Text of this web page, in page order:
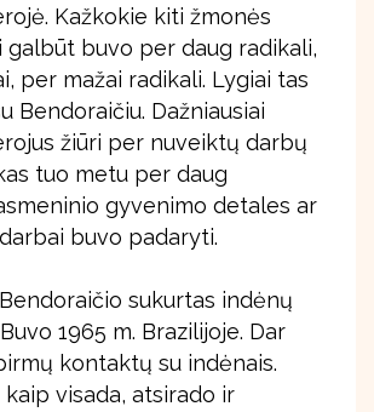
Kažkokie kiti žmonės
galbūt buvo per daug radikali,
per mažai radikali. Lygiai tas
Bendoraičiu. Dažniausiai
žiūri per nuveiktų darbų
tuo metu per daug
gyvenimo detales ar
buvo padaryti.
sukurtas indėnų
1965 m. Brazilijoje. Dar
kontaktų su indėnais.
kaip visada, atsirado ir